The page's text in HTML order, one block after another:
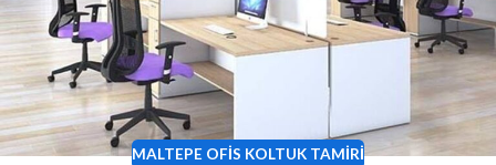
MALTEPE OFIS KOLTUK TAMIRI